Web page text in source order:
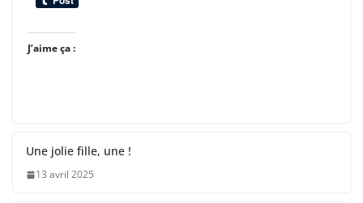
J’aime ça :
Une jolie fille, une !
13 avril 2025